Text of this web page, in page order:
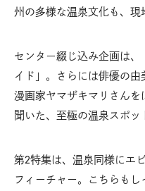
州の多様な温泉文化も、現
センター綴じ込み企画は、
イド」。さらには俳優の由
漫画家ヤマザキマリさん
聞いた、至極の温泉スポッ
第2特集は、温泉同様にエ
フィーチャー。こちらも